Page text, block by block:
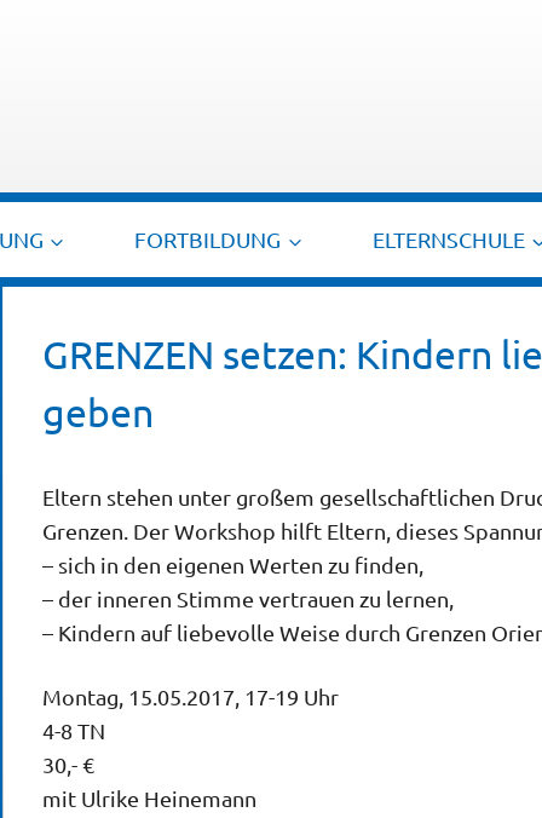
FORTBILDUNG ELTERNSCHULE
GRENZEN setzen: Kindern
geben
Eltern stehen unter großem gesellschaftlichen
Grenzen. Der Workshop hilft Eltern, dieses
– sich in den eigenen Werten zu finden,
– der inneren Stimme vertrauen zu lernen,
– Kindern auf liebevolle Weise durch Grenzen
Montag, 15.05.2017, 17-19 Uhr
4-8 TN
30,- €
mit Ulrike Heinemann